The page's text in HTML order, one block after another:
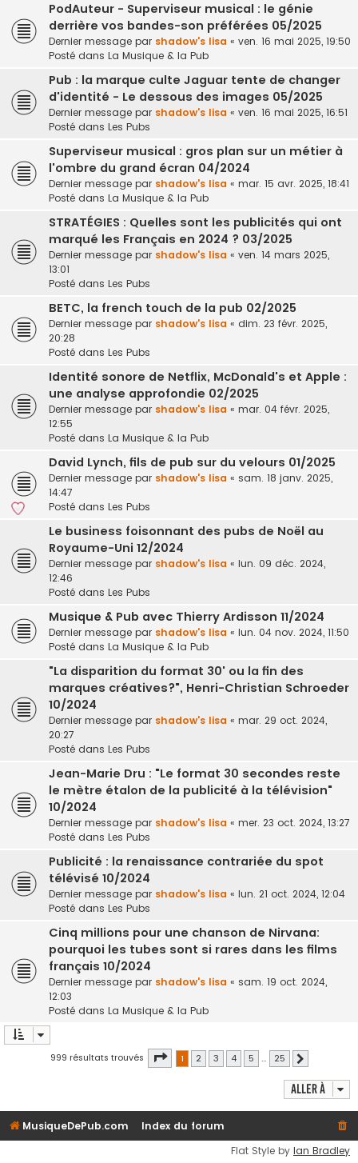
PodAuteur - Superviseur musical : le génie
derrière vos bandes-son préférées 05/2025
Dernier message par shadow's lisa « ven. 16 mai 2025, 19:50
Posté dans La Musique & la Pub
Pub : la marque culte Jaguar tente de changer
d'identité - Le dessous des images 05/2025
Dernier message par shadow's lisa « ven. 16 mai 2025, 16:51
Posté dans Les Pubs
Superviseur musical : gros plan sur un métier à
l'ombre du grand écran 04/2024
Dernier message par shadow's lisa « mar. 15 avr. 2025, 18:41
Posté dans La Musique & la Pub
STRATÉGIES : Quelles sont les publicités qui ont
marqué les Français en 2024 ? 03/2025
Dernier message par shadow's lisa « ven. 14 mars 2025,
13:01
Posté dans Les Pubs
BETC, la french touch de la pub 02/2025
Dernier message par shadow's lisa « dim. 23 févr. 2025,
20:28
Posté dans Les Pubs
Identité sonore de Netflix, McDonald's et Apple :
une analyse approfondie 02/2025
Dernier message par shadow's lisa « mar. 04 févr. 2025,
12:55
Posté dans La Musique & la Pub
David Lynch, fils de pub sur du velours 01/2025
Dernier message par shadow's lisa « sam. 18 janv. 2025,
14:47
Posté dans Les Pubs
Le business foisonnant des pubs de Noël au
Royaume-Uni 12/2024
Dernier message par shadow's lisa « lun. 09 déc. 2024,
12:46
Posté dans Les Pubs
Musique & Pub avec Thierry Ardisson 11/2024
Dernier message par shadow's lisa « lun. 04 nov. 2024, 11:50
Posté dans La Musique & la Pub
"La disparition du format 30' ou la fin des
marques créatives?", Henri-Christian Schroeder
10/2024
Dernier message par shadow's lisa « mar. 29 oct. 2024,
20:27
Posté dans Les Pubs
Jean-Marie Dru : "Le format 30 secondes reste
le mètre étalon de la publicité à la télévision"
10/2024
Dernier message par shadow's lisa « mer. 23 oct. 2024, 13:27
Posté dans Les Pubs
Publicité : la renaissance contrariée du spot
télévisé 10/2024
Dernier message par shadow's lisa « lun. 21 oct. 2024, 12:04
Posté dans Les Pubs
Cinq millions pour une chanson de Nirvana:
pourquoi les tubes sont si rares dans les films
français 10/2024
Dernier message par shadow's lisa « sam. 19 oct. 2024,
12:03
Posté dans La Musique & la Pub
999 résultats trouvés Page 1sur25
1 2 3 4 5 … 25
Aller à
MusiqueDePub.com
Index du forum
Flat Style by Ian Bradley